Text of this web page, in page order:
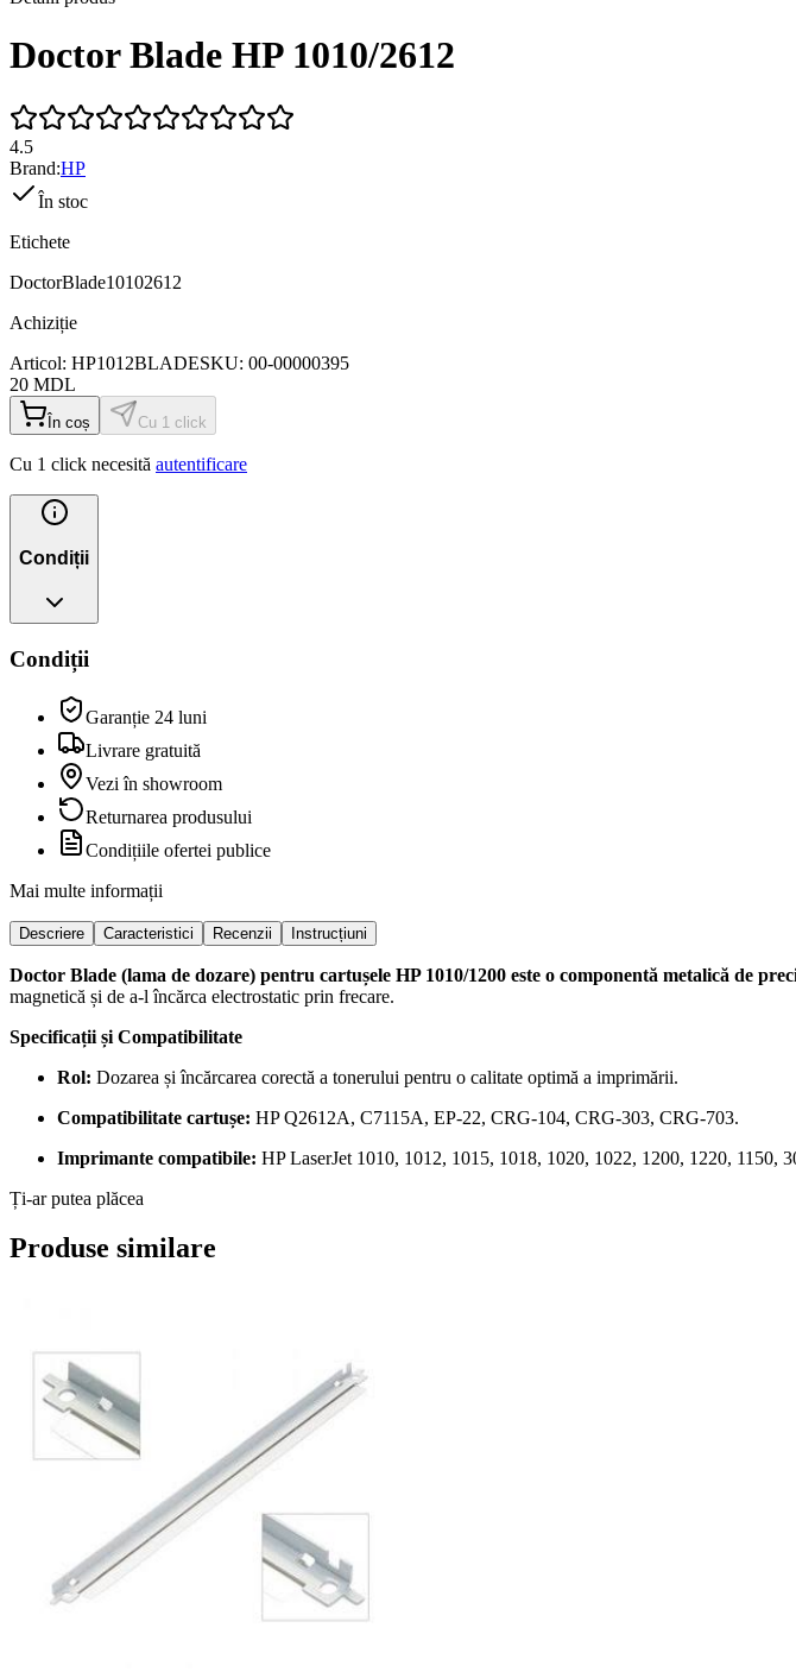
Doctor Blade HP 1010/2612
4.5
Brand:HP
În stoc
Etichete
DoctorBlade10102612
Achiziție
Articol: HP1012BLADESKU: 00-00000395
20 MDL
În coș Cu 1 click
Cu 1 click necesită autentificare
Condiții
Condiții
Garanție 24 luni
Livrare gratuită
Vezi în showroom
Returnarea produsului
Condițiile ofertei publice
Mai multe informații
Descriere Caracteristici Recenzii Instrucțiuni
Doctor Blade (lama de dozare) pentru cartușele HP 1010/1200 este o componentă metalică de
magnetică și de a-l încărca electrostatic prin frecare.
Specificații și Compatibilitate
Rol: Dozarea și încărcarea corectă a tonerului pentru o calitate optimă a imprimării.
Compatibilitate cartușe: HP Q2612A, C7115A, EP-22, CRG-104, CRG-303, CRG-703.
Imprimante compatibile: HP LaserJet 1010, 1012, 1015, 1018, 1020, 1022, 1200, 1220,
Ți-ar putea plăcea
Produse similare